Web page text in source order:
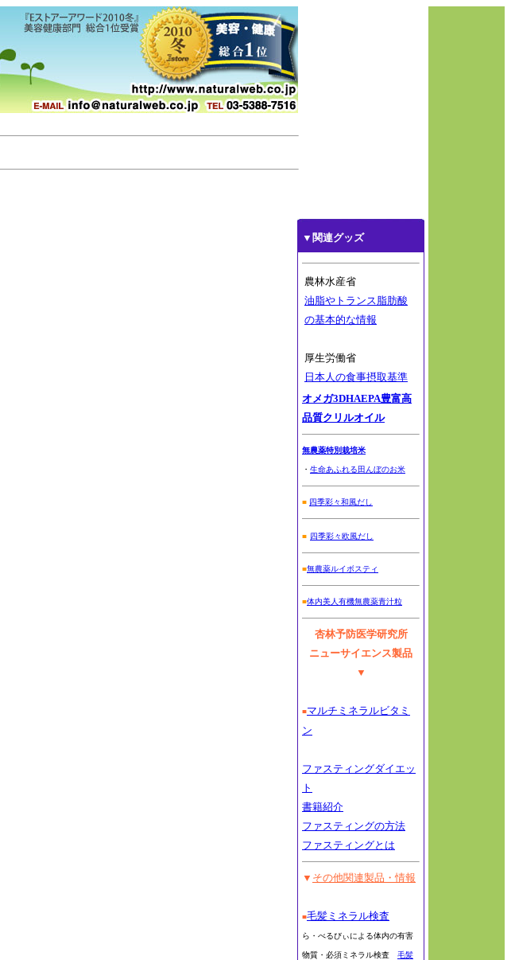
▼関連グッズ
農林水産省
油脂やトランス脂肪酸
の基本的な情報
厚生労働省
日本人の食事摂取基準
オメガ3DHAEPA豊富高
品質クリルオイル
無農薬特別栽培米
・ 生命あふれる田んぼのお米
■ 四季彩々和風だし
■ 四季彩々欧風だし
■無農薬ルイボスティ
■体内美人有機無農薬青汁粒
杏林予防医学研究所
ニューサイエンス製品
▼
■マルチミネラルビタミ
ン
ファスティングダイエッ
ト
書籍紹介
ファスティングの方法
ファスティングとは
▼ その他関連製品・情報
■毛髪ミネラル検査
ら・べるびぃによる体内の有害
物質・必須ミネラル検査 毛髪